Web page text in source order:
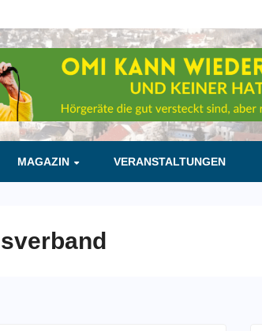
MAGAZIN VERANSTALTUNGEN